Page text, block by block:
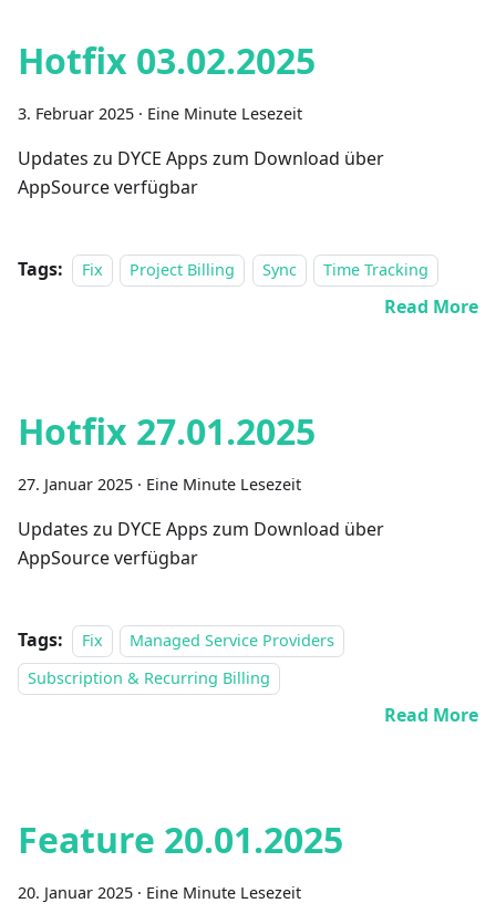
Hotfix 03.02.2025
3. Februar 2025 · Eine Minute Lesezeit
Updates zu DYCE Apps zum Download über
AppSource verfügbar
Tags: Fix Project Billing Sync Time Tracking
Read More
Hotfix 27.01.2025
27. Januar 2025 · Eine Minute Lesezeit
Updates zu DYCE Apps zum Download über
AppSource verfügbar
Tags: Fix
Managed Service Providers
Subscription & Recurring Billing
Read More
Feature 20.01.2025
20. Januar 2025 · Eine Minute Lesezeit